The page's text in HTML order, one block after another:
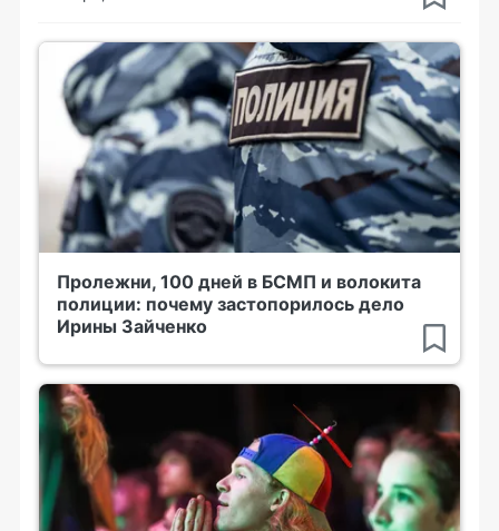
Пролежни, 100 дней в БСМП и волокита
полиции: почему застопорилось дело
Ирины Зайченко